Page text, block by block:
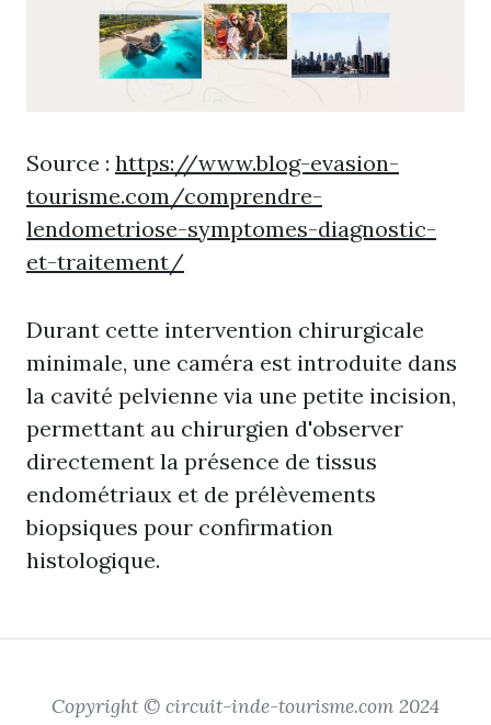
Source : https://www.blog-evasion-
tourisme.com/comprendre-
lendometriose-symptomes-diagnostic-
et-traitement/
Durant cette intervention chirurgicale
minimale, une caméra est introduite dans
la cavité pelvienne via une petite incision,
permettant au chirurgien d'observer
directement la présence de tissus
endométriaux et de prélèvements
biopsiques pour confirmation
histologique.
Copyright © circuit-inde-tourisme.com 2024